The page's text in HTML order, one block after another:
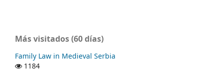
Más visitados (60 días)
Family Law in Medieval Serbia
1184